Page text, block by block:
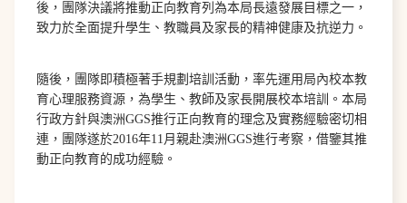
後，團隊決議將推動正向教育列為本局長遠發展目標之一，
致力於全面提升學生、教職員及家長的精神健康及抗逆力。
隨後，團隊即積極著手規劃培訓活動，率先運用局內校本教
育心理服務資源，為學生、教師及家長開展校本培訓。本局
行政方針與澳洲GGS推行正向教育的理念及實務經驗密切相
連，團隊遂於2016年11月親赴澳洲GGS進行考察，借鑒其推
動正向教育的成功經驗。